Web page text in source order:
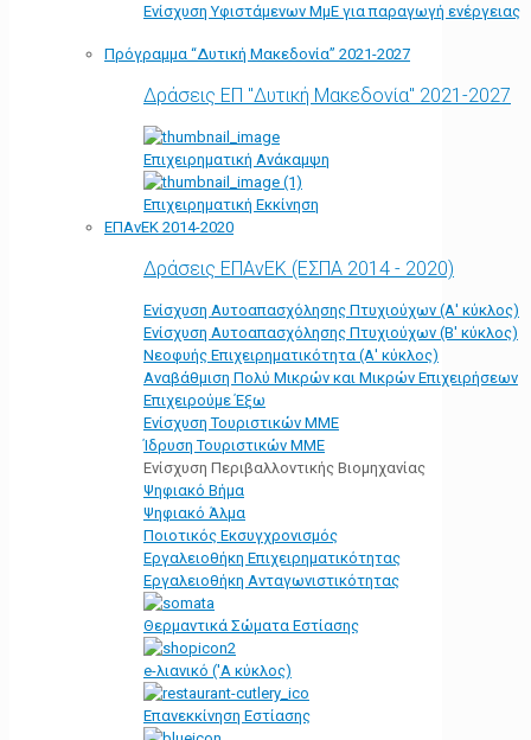
Ενίσχυση Υφιστάμενων ΜμΕ για παραγωγή ενέργειας
Πρόγραμμα “Δυτική Μακεδονία” 2021-2027
Δράσεις ΕΠ "Δυτική Μακεδονία" 2021-2027
Επιχειρηματική Ανάκαμψη
Επιχειρηματική Εκκίνηση
ΕΠΑνΕΚ 2014-2020
Δράσεις ΕΠΑνΕΚ (ΕΣΠΑ 2014 - 2020)
Ενίσχυση Αυτοαπασχόλησης Πτυχιούχων (Α' κύκλος)
Ενίσχυση Αυτοαπασχόλησης Πτυχιούχων (Β' κύκλος)
Νεοφυής Επιχειρηματικότητα (Α' κύκλος)
Αναβάθμιση Πολύ Μικρών και Μικρών Επιχειρήσεων
Επιχειρούμε Έξω
Ενίσχυση Τουριστικών ΜΜΕ
Ίδρυση Τουριστικών ΜΜΕ
Ενίσχυση Περιβαλλοντικής Βιομηχανίας
Ψηφιακό Βήμα
Ψηφιακό Άλμα
Ποιοτικός Εκσυγχρονισμός
Εργαλειοθήκη Eπιχειρηματικότητας
Εργαλειοθήκη Ανταγωνιστικότητας
Θερμαντικά Σώματα Εστίασης
e-λιανικό ('Α κύκλος)
Επανεκκίνηση Εστίασης